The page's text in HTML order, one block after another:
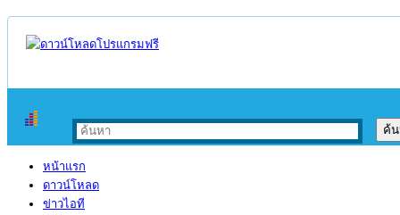
หน้าแรก
ดาวน์โหลด
ข่าวไอที